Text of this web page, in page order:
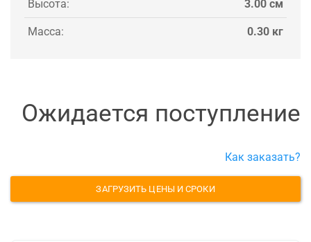
Высота: 3.00 см
Масса: 0.30 кг
Ожидается поступление
Как заказать?
ЗАГРУЗИТЬ ЦЕНЫ И СРОКИ